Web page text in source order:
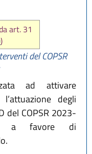
art. 31
)
del COPSR
ad attivare
degli
del COPSR 2023-
a favore di